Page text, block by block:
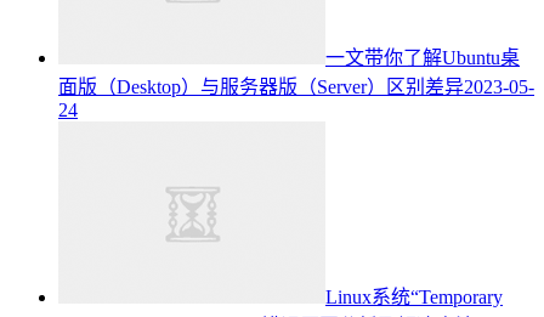
一文带你了解Ubuntu桌
面版（Desktop）与服务器版（Server）区别差异2023-05-
24
Linux系统“Temporary